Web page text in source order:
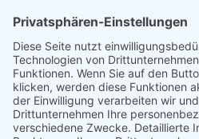
50.000 Haushalten für
beraten Sie gerne und
individuelles Angebot.
SCHREIBEN SIE UNS